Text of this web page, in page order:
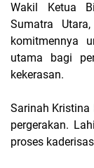
Wakil Ketua
Sumatra
komitmennya
utama bagi
kekerasan.
​Sarinah
pergerakan.
proses